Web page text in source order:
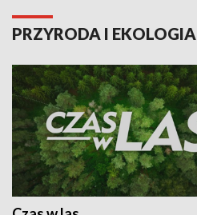
PRZYRODA I EKOLOGIA